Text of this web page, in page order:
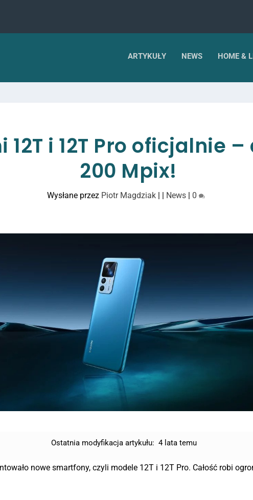
ARTYKUŁY NEWS HOME &
12T i 12T Pro oficjalnie
200 Mpix!
Wysłane przez Piotr Magdziak| | News| 0
Ostatnia modyfikacja artykułu: 4 lata temu
nowe smartfony, czyli modele 12T i 12T Pro. Całość robi